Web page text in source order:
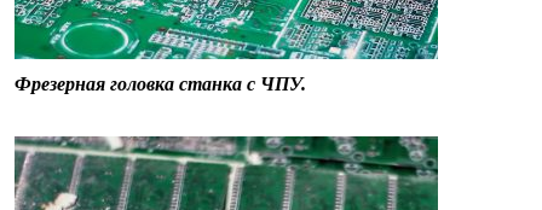
Фрезерная головка станка с ЧПУ.